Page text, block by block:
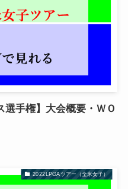
選手権】大会概要・ＷＯ
2022LPGAツアー（全米女子）